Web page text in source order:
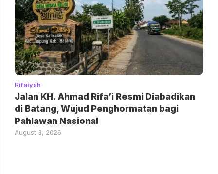
Rifaiyah
Jalan KH. Ahmad Rifa’i Resmi Diabadikan
di Batang, Wujud Penghormatan bagi
Pahlawan Nasional
August 3, 2026